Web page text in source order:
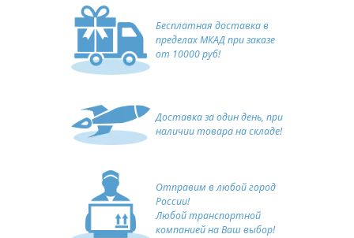
Бесплатная доставка в
пределах МКАД при заказе
от 10000 руб!
Доставка за один день, при
наличии товара на складе!
Отправим в любой город
России!
Любой транспортной
компанией на Ваш выбор!